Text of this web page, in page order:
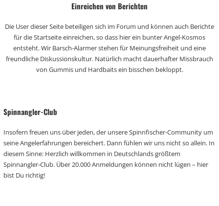
Einreichen von Berichten
Die User dieser Seite beteiligen sich im Forum und können auch Berichte
für die Startseite einreichen, so dass hier ein bunter Angel-Kosmos
entsteht. Wir Barsch-Alarmer stehen für Meinungsfreiheit und eine
freundliche Diskussionskultur. Natürlich macht dauerhafter Missbrauch
von Gummis und Hardbaits ein bisschen bekloppt.
Spinnangler-Club
Insofern freuen uns über jeden, der unsere Spinnfischer-Community um
seine Angelerfahrungen bereichert. Dann fühlen wir uns nicht so allein. In
diesem Sinne: Herzlich willkommen in Deutschlands größtem
Spinnangler-Club. Über 20.000 Anmeldungen können nicht lügen – hier
bist Du richtig!